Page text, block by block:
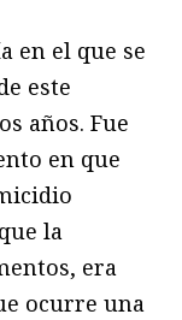
en el que se
este
años. Fue
en que
la
era
ocurre una